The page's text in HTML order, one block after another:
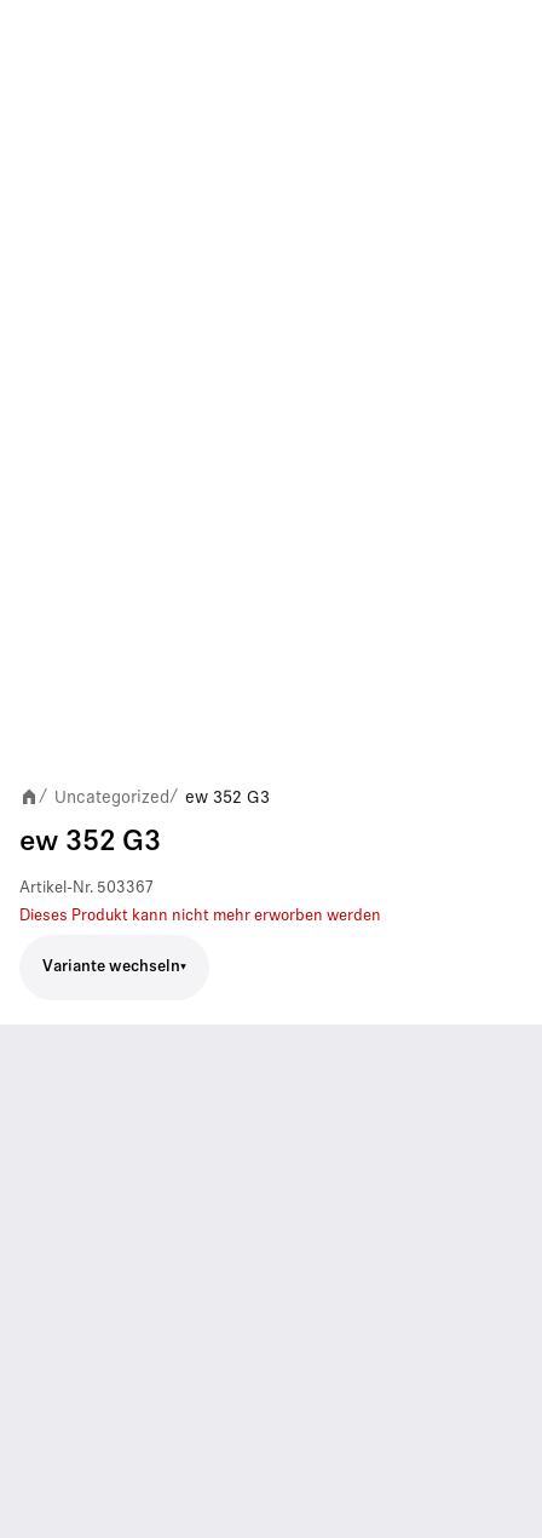
/ Uncategorized/ ew 352 G3
ew 352 G3
Artikel-Nr. 503367
Dieses Produkt kann nicht mehr erworben werden
Variante wechseln